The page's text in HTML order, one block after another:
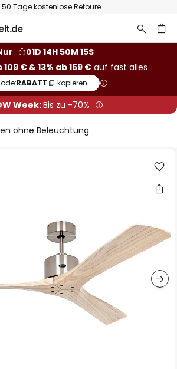
50 Tage kostenlose Retoure
01D 14H 50M 15S
109 € & 13% ab 159 €auf fast alles
RABATT kopieren
Week:Bis zu -70%
ohne Beleuchtung